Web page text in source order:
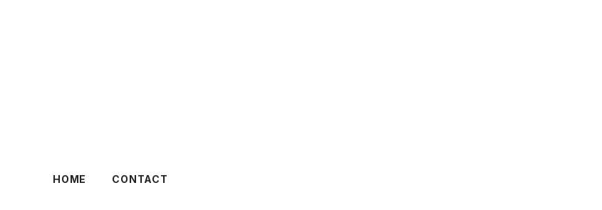
HOME CONTACT